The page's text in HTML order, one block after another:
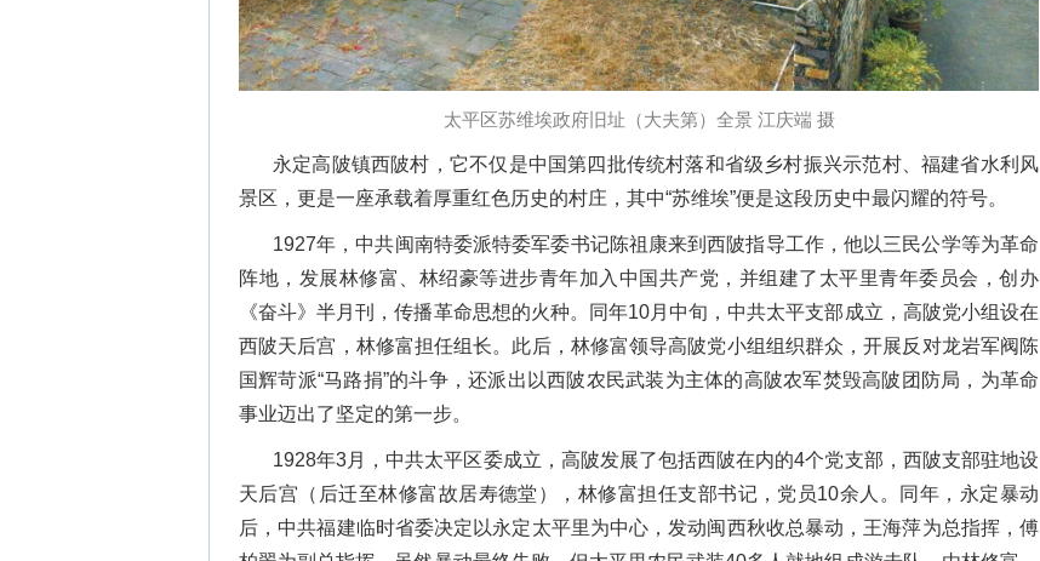
太平区苏维埃政府旧址（大夫第）全景 江庆端 摄
永定高陂镇西陂村，它不仅是中国第四批传统村落和省级乡村振兴示范村、福建省水利风
景区，更是一座承载着厚重红色历史的村庄，其中“苏维埃”便是这段历史中最闪耀的符号。
1927年，中共闽南特委派特委军委书记陈祖康来到西陂指导工作，他以三民公学等为革命
阵地，发展林修富、林绍豪等进步青年加入中国共产党，并组建了太平里青年委员会，创办
《奋斗》半月刊，传播革命思想的火种。同年10月中旬，中共太平支部成立，高陂党小组设在
西陂天后宫，林修富担任组长。此后，林修富领导高陂党小组组织群众，开展反对龙岩军阀陈
国辉苛派“马路捐”的斗争，还派出以西陂农民武装为主体的高陂农军焚毁高陂团防局，为革命
事业迈出了坚定的第一步。
1928年3月，中共太平区委成立，高陂发展了包括西陂在内的4个党支部，西陂支部驻地设
天后宫（后迁至林修富故居寿德堂），林修富担任支部书记，党员10余人。同年，永定暴动
后，中共福建临时省委决定以永定太平里为中心，发动闽西秋收总暴动，王海萍为总指挥，傅